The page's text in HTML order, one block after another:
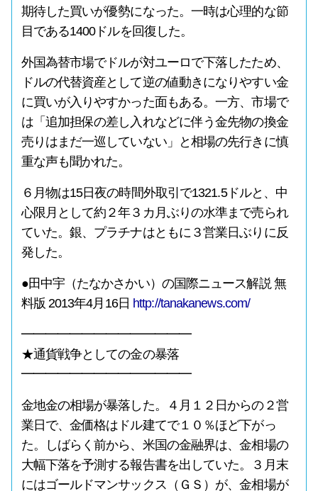
期待した買いが優勢になった。一時は心理的な節
目である1400ドルを回復した。
外国為替市場でドルが対ユーロで下落したため、
ドルの代替資産として逆の値動きになりやすい金
に買いが入りやすかった面もある。一方、市場で
は「追加担保の差し入れなどに伴う金先物の換金
売りはまだ一巡していない」と相場の先行きに慎
重な声も聞かれた。
６月物は15日夜の時間外取引で1321.5ドルと、中
心限月として約２年３カ月ぶりの水準まで売られ
ていた。銀、プラチナはともに３営業日ぶりに反
発した。
●田中宇（たなかさかい）の国際ニュース解説 無
料版 2013年4月16日 http://tanakanews.com/
━━━━━━━━━━━━━━
★通貨戦争としての金の暴落
━━━━━━━━━━━━━━
金地金の相場が暴落した。４月１２日からの２営
業日で、金価格はドル建てで１０％ほど下がっ
た。しばらく前から、米国の金融界は、金相場の
大幅下落を予測する報告書を出していた。３月末
にはゴールドマンサックス（ＧＳ）が、金相場が